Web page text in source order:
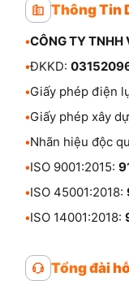
Thông Tin
•CÔNG TY TNHH
•ĐKKD:
•Giấy phép điện
•Giấy phép xây
•Nhãn hiệu độc
•ISO 9001:2015:
•ISO 45001:2018:
•ISO 14001:2018:
Tổng đài